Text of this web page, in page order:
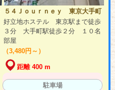
５４Ｊｏｕｒｎｅｙ 東京大手町
好立地ホステル 東京駅まで徒歩
３分 大手町駅徒歩２分 １０名
部屋
（3,480円～）
距離 400 m
駐車場